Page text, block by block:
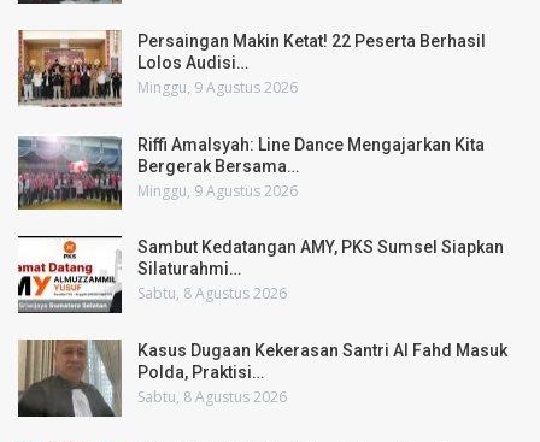
Persaingan Makin Ketat! 22 Peserta Berhasil
Lolos Audisi…
Minggu, 9 Agustus 2026
Riffi Amalsyah: Line Dance Mengajarkan Kita
Bergerak Bersama…
Minggu, 9 Agustus 2026
Sambut Kedatangan AMY, PKS Sumsel Siapkan
Silaturahmi…
Sabtu, 8 Agustus 2026
Kasus Dugaan Kekerasan Santri Al Fahd Masuk
Polda, Praktisi…
Sabtu, 8 Agustus 2026